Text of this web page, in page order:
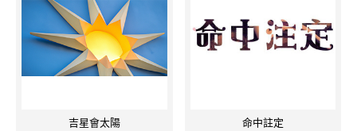
吉星會太陽 命中註定